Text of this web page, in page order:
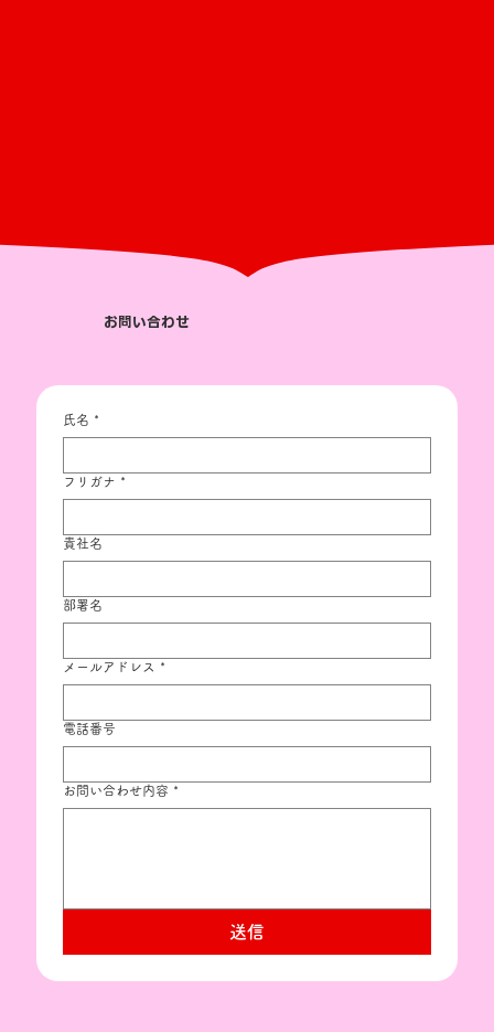
お問い合わせ
氏名 *
フリガナ *
貴社名
部署名
メールアドレス *
電話番号
お問い合わせ内容 *
送信